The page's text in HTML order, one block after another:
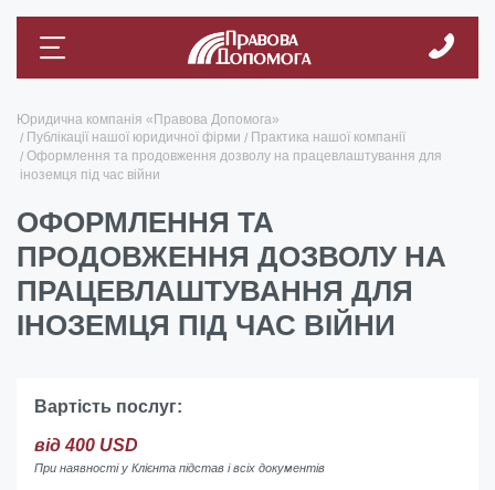
Юридична компанія «Правова Допомога»
Публікації нашої юридичної фірми
Практика нашої компанії
Оформлення та продовження дозволу на працевлаштування для
іноземця під час війни
ОФОРМЛЕННЯ ТА
ПРОДОВЖЕННЯ ДОЗВОЛУ НА
ПРАЦЕВЛАШТУВАННЯ ДЛЯ
ІНОЗЕМЦЯ ПІД ЧАС ВІЙНИ
Вартість послуг:
від 400 USD
При наявності у Клієнта підстав і всіх документів